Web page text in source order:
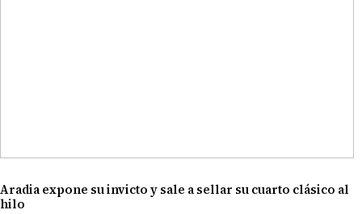
Aradia expone su invicto y sale a sellar su cuarto clásico al
hilo